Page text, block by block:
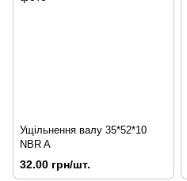
Ущільнення валу 35*52*10
NBR A
32.00 грн/шт.